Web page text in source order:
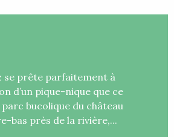
se prête parfaitement à
d’un pique-nique que ce
bucolique du château
bas près de la rivière,...